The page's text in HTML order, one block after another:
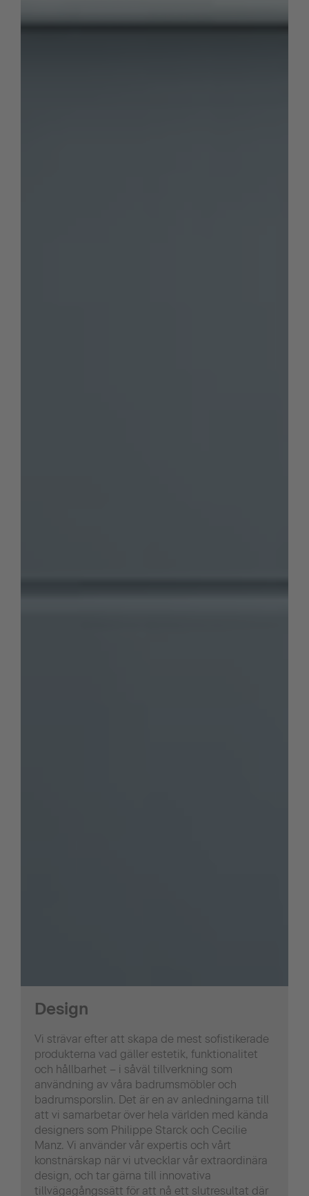
Design
Vi strävar efter att skapa de mest sofistikerade
produkterna vad gäller estetik, funktionalitet
och hållbarhet – i såväl tillverkning som
användning av våra badrumsmöbler och
badrumsporslin. Det är en av anledningarna till
att vi samarbetar över hela världen med kända
designers som Philippe Starck och Cecilie
Manz. Vi använder vår expertis och vårt
konstnärskap när vi utvecklar vår extraordinära
design, och tar gärna till innovativa
tillvägagångssätt för att nå ett slutresultat där